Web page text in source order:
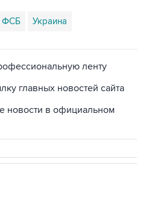
ФСБ Украина
ленту
главных новостей сайта
новости в официальном